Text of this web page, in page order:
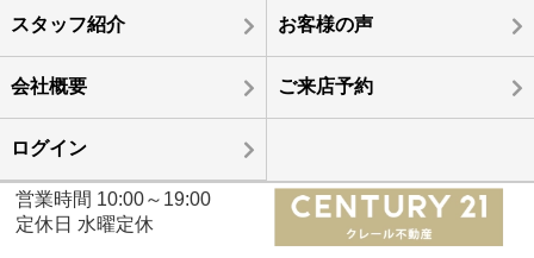
スタッフ紹介 お客様の声
会社概要 ご来店予約
ログイン
営業時間 10:00～19:00
定休日 水曜定休